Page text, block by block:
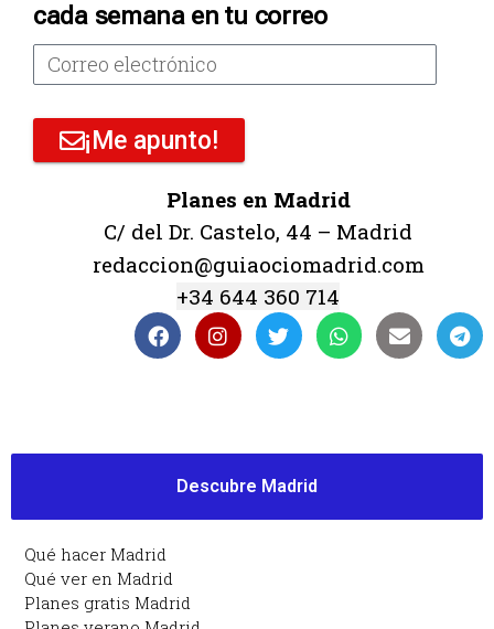
cada semana en tu correo
¡Me apunto!
Planes en Madrid
C/ del Dr. Castelo, 44 – Madrid
redaccion@guiaociomadrid.com
+34 644 360 714
Descubre Madrid
Qué hacer Madrid
Qué ver en Madrid
Planes gratis Madrid